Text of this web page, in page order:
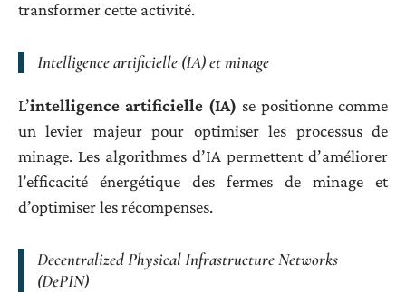
transformer cette activité.
Intelligence artificielle (IA) et minage
L’intelligence artificielle (IA) se positionne comme
un levier majeur pour optimiser les processus de
minage. Les algorithmes d’IA permettent d’améliorer
l’efficacité énergétique des fermes de minage et
d’optimiser les récompenses.
Decentralized Physical Infrastructure Networks
(DePIN)